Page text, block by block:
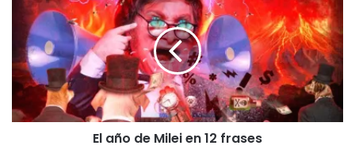
Milei
12
frases
El año de Milei en 12 frases